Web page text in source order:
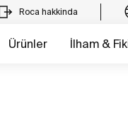
Roca hakkinda
Ürünler İlham &